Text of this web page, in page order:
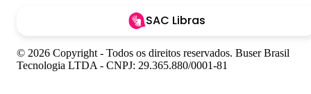
SAC Libras
© 2026 Copyright - Todos os direitos reservados. Buser Brasil
Tecnologia LTDA - CNPJ: 29.365.880/0001-81